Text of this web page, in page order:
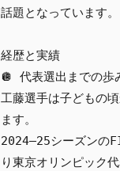
話題となっています。
経歴と実績
🪩 代表選出までの歩
工藤選手は子どもの
ます。
2024–25シーズンの
り東京オリンピック